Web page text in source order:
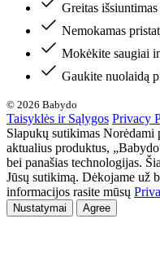
Greitas
Nemokamas
Mokėkite saugiai
Gaukite nuolaidą
© 2026 Babydo
Taisyklės ir Sąlygos Privacy
Slapukų sutikimas
aktualius produktus,
bei panašias technologijas.
Jūsų sutikimą. Dėkojame už
informacijos rasite mūsų
Nustatymai Agree